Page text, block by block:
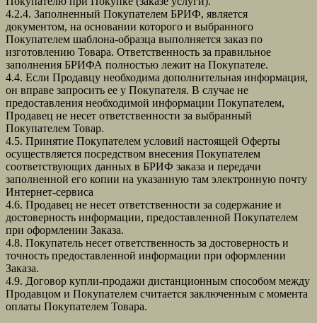
4.2.4. Заполненный Покупателем БРИФ, является
документом, на основании которого и выбранного
Покупателем шаблона-образца выполняется заказ по
изготовлению Товара. Ответственность за правильное
заполнения БРИФА полностью лежит на Покупателе.
4.4. Если Продавцу необходима дополнительная информация,
он вправе запросить ее у Покупателя. В случае не
предоставления необходимой информации Покупателем,
Продавец не несет ответственности за выбранный
Покупателем Товар.
4.5. Принятие Покупателем условий настоящей Оферты
осуществляется посредством внесения Покупателем
соответствующих данных в БРИФ заказа и передачи
заполненной его копии на указанную там электронную почту
Интернет-сервиса
4.6. Продавец не несет ответственности за содержание и
достоверность информации, предоставленной Покупателем
при оформлении Заказа.
4.8. Покупатель несет ответственность за достоверность и
точность предоставленной информации при оформлении
Заказа.
4.9. Договор купли-продажи дистанционным способом между
Продавцом и Покупателем считается заключенным с момента
оплаты Покупателем Товара.